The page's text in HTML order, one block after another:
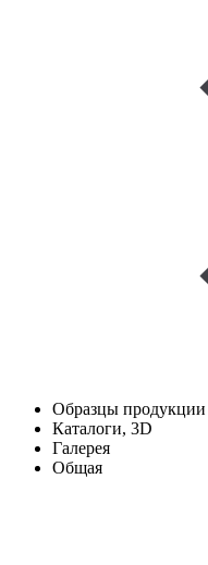
Образцы продукции
Каталоги, 3D
Галерея
Общая